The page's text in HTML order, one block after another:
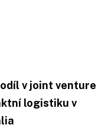
v joint venture
logistiku v